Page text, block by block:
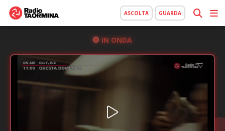
ASCOLTA GUARDA
IN ONDA